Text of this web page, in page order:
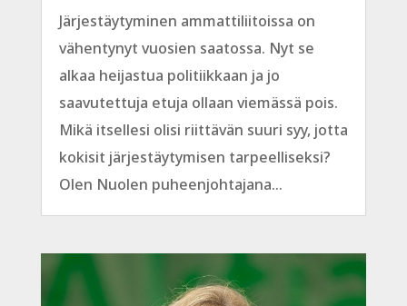
Järjestäytyminen ammattiliitoissa on
vähentynyt vuosien saatossa. Nyt se
alkaa heijastua politiikkaan ja jo
saavutettuja etuja ollaan viemässä pois.
Mikä itsellesi olisi riittävän suuri syy, jotta
kokisit järjestäytymisen tarpeelliseksi?
Olen Nuolen puheenjohtajana...